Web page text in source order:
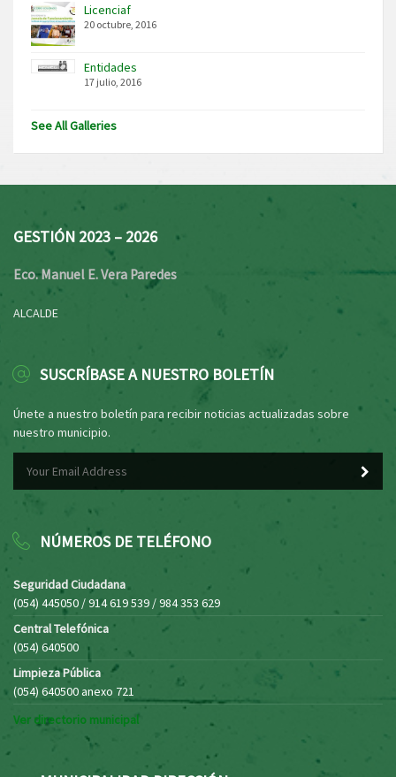
Licenciaf
20 octubre, 2016
Entidades
17 julio, 2016
See All Galleries
GESTIÓN 2023 – 2026
Eco. Manuel E. Vera Paredes
ALCALDE
SUSCRÍBASE A NUESTRO BOLETÍN
Únete a nuestro boletín para recibir noticias actualizadas sobre
nuestro municipio.
NÚMEROS DE TELÉFONO
Seguridad Ciudadana
(054) 445050 / 914 619 539 / 984 353 629
Central Telefónica
(054) 640500
Limpieza Pública
(054) 640500 anexo 721
Ver directorio municipal